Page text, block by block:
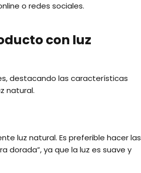
o redes sociales.
con luz
destacando las características
natural.
luz natural. Es preferible hacer las
dorada”, ya que la luz es suave y